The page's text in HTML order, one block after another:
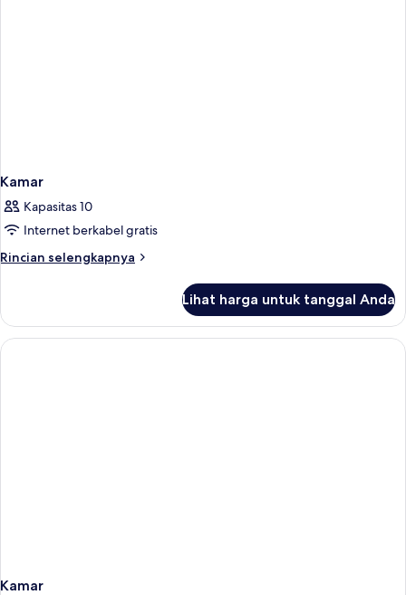
Kamar
Kapasitas 10
Internet berkabel gratis
Rincian selengkapnya
Rincian
Kamar
Lihat harga untuk tanggal Anda
Kamar